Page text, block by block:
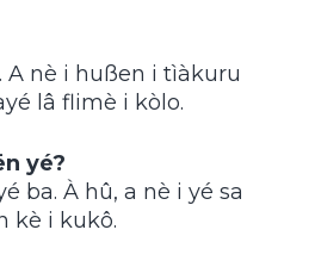
A nè i hußen i tìàkuru
lâ flimè i kòlo.
yé?
ba. À hû, a nè i yé sa
kè i kukô.